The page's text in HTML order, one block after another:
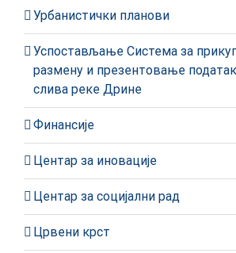
Урбанистички планови
Успостављање Система за
размену и презентовање
слива реке Дрине
Финансије
Центар за иновације
Центар за социјални рад
Црвени крст